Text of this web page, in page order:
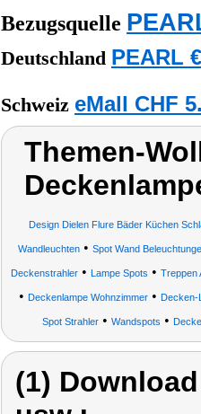
Bezugsquelle
Deutschland PEARL
Schweiz eMall CHF
Themen-
Design Dielen Flure Bäder Küchen
Wandleuchten• Spot Wand
Deckenstrahler • Lampe Spots • Treppen
• Deckenlampe Wohnzimmer• Decken-
Spot Strahler • Wandspots •
(1)